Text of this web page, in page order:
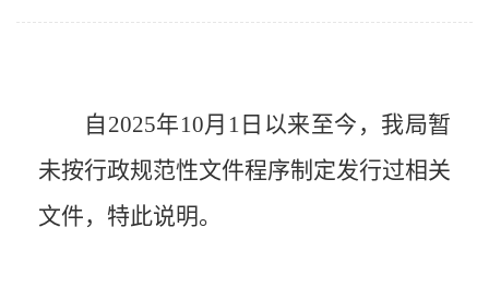
自 2025年10月 1 日以来至今，我局暂
未按行政规范性文件程序制定发行过相关
文件，特此说明。